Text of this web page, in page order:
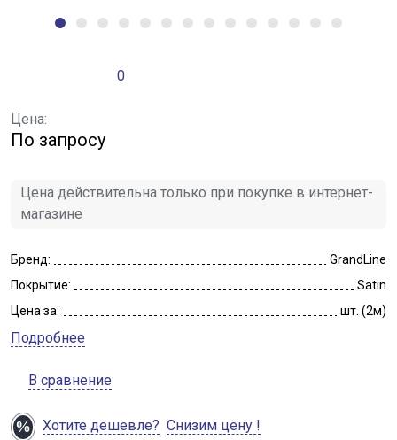
0
Цена:
По запросу
Цена действительна только при покупке в интернет-
магазине
Бренд:
GrandLine
Покрытие:
Satin
Цена за:
шт. (2м)
Подробнее
В сравнение
Хотите дешевле? Снизим цену !